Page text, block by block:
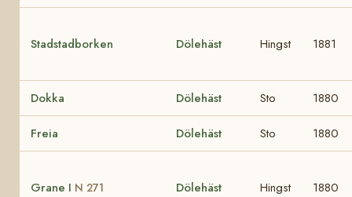
Stadstadborken Dölehäst Hingst 1881
Dokka Dölehäst Sto 1880
Freia Dölehäst Sto 1880
Grane I N 271 Dölehäst Hingst 1880